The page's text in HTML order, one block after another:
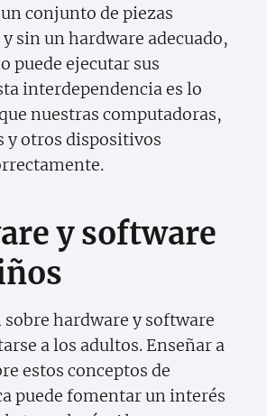
conjunto de piezas
sin un hardware adecuado,
puede ejecutar sus
interdependencia es lo
nuestras computadoras,
y otros dispositivos
y software
sobre hardware y software
a los adultos. Enseñar a
estos conceptos de
puede fomentar un interés